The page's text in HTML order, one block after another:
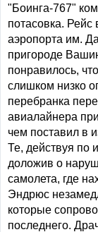
"Боинга-767"
потасовка. Рейс
аэропорта им.
пригороде
понравилось,
слишком низко
перебранка
авиалайнера
чем поставил в
Те, действуя по
доложив о
самолета, где
Эндрюс
которые
последнего.